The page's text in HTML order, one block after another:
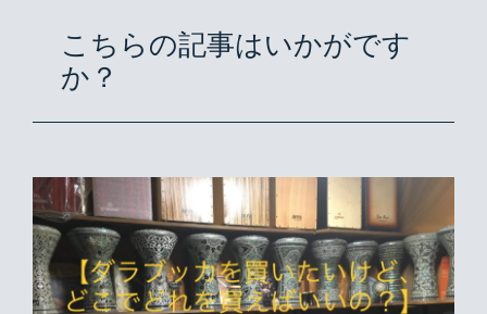
こちらの記事はいかがです
か？